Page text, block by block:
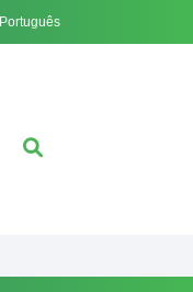
Português